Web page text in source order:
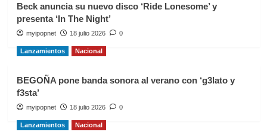
Beck anuncia su nuevo disco ‘Ride Lonesome’ y
presenta ‘In The Night’
myipopnet 18 julio 2026 0
Lanzamientos Nacional
BEGOÑA pone banda sonora al verano con ‘g3lato y
f3sta’
myipopnet 18 julio 2026 0
Lanzamientos Nacional